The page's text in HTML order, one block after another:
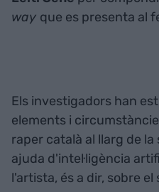
way que es presenta al
Els investigadors han
elements i
raper català al llarg de
ajuda d'intel·ligència
l'artista, és a dir, sobre el